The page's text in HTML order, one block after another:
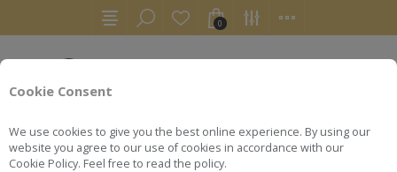
Cookie Consent
We use cookies to give you the best online experience. By using our
website you agree to our use of cookies in accordance with our
Cookie Policy. Feel free to read the policy.
0